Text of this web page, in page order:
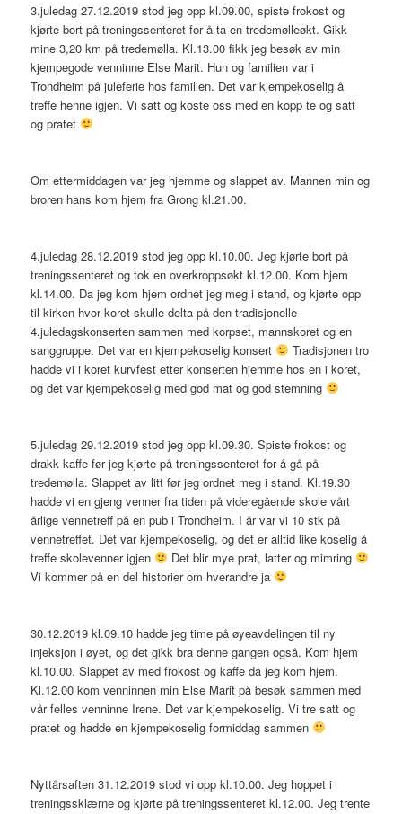
3.juledag 27.12.2019 stod jeg opp kl.09.00, spiste frokost og
kjørte bort på treningssenteret for å ta en tredemølleøkt. Gikk
mine 3,20 km på tredemølla. Kl.13.00 fikk jeg besøk av min
kjempegode venninne Else Marit. Hun og familien var i
Trondheim på juleferie hos familien. Det var kjempekoselig å
treffe henne igjen. Vi satt og koste oss med en kopp te og satt
og pratet
Om ettermiddagen var jeg hjemme og slappet av. Mannen min og
broren hans kom hjem fra Grong kl.21.00.
4.juledag 28.12.2019 stod jeg opp kl.10.00. Jeg kjørte bort på
treningssenteret og tok en overkroppsøkt kl.12.00. Kom hjem
kl.14.00. Da jeg kom hjem ordnet jeg meg i stand, og kjørte opp
til kirken hvor koret skulle delta på den tradisjonelle
4.juledagskonserten sammen med korpset, mannskoret og en
sanggruppe. Det var en kjempekoselig konsert
Tradisjonen tro
hadde vi i koret kurvfest etter konserten hjemme hos en i koret,
og det var kjempekoselig med god mat og god stemning
5.juledag 29.12.2019 stod jeg opp kl.09.30. Spiste frokost og
drakk kaffe før jeg kjørte på treningssenteret for å gå på
tredemølla. Slappet av litt før jeg ordnet meg i stand. Kl.19.30
hadde vi en gjeng venner fra tiden på videregående skole vårt
årlige vennetreff på en pub i Trondheim. I år var vi 10 stk på
vennetreffet. Det var kjempekoselig, og det er alltid like koselig å
treffe skolevenner igjen
Det blir mye prat, latter og mimring
Vi kommer på en del historier om hverandre ja
30.12.2019 kl.09.10 hadde jeg time på øyeavdelingen til ny
injeksjon i øyet, og det gikk bra denne gangen også. Kom hjem
kl.10.00. Slappet av med frokost og kaffe da jeg kom hjem.
Kl.12.00 kom venninnen min Else Marit på besøk sammen med
vår felles venninne Irene. Det var kjempekoselig. Vi tre satt og
pratet og hadde en kjempekoselig formiddag sammen
Nyttårsaften 31.12.2019 stod vi opp kl.10.00. Jeg hoppet i
treningssklærne og kjørte på treningssenteret kl.12.00. Jeg trente